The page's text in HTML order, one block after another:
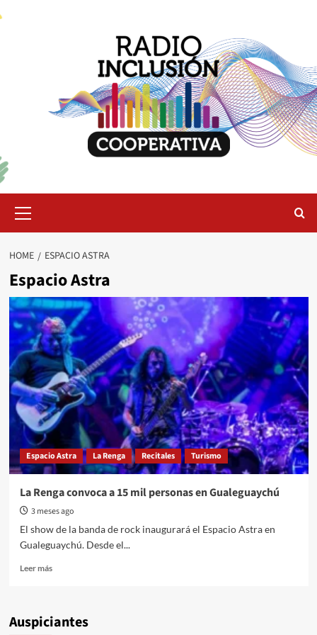
Menu
HOME ESPACIO ASTRA
Espacio Astra
Espacio Astra La Renga Recitales Turismo
La Renga convoca a 15 mil personas en Gualeguaychú
3 meses ago
El show de la banda de rock inaugurará el Espacio Astra en
Gualeguaychú. Desde el...
Leer másRead
Renga
Auspiciantes